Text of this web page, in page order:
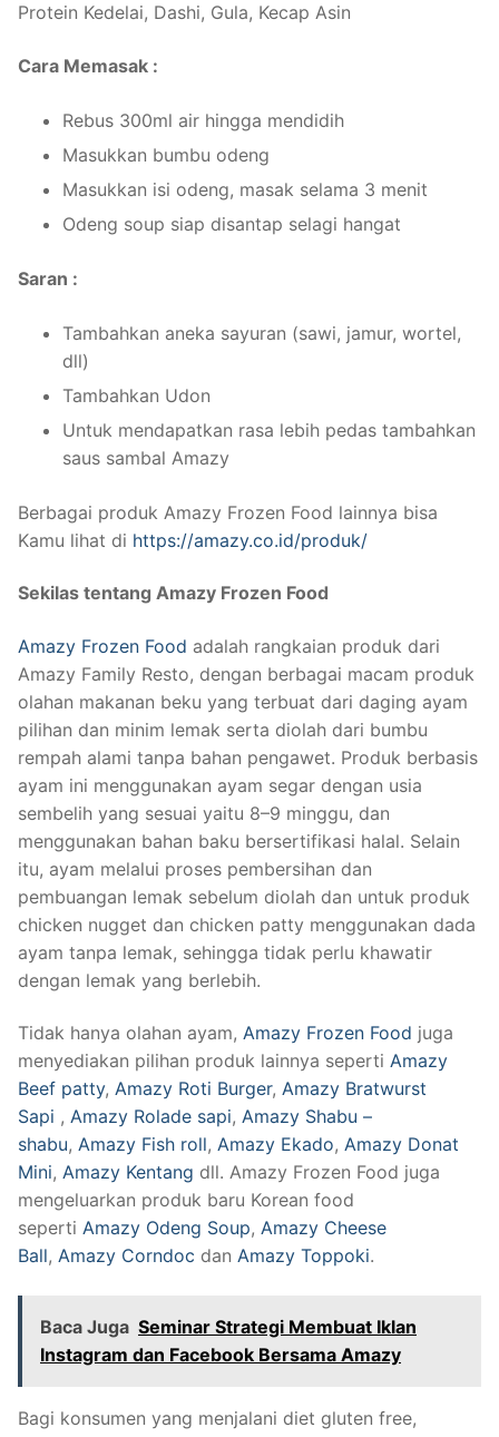
Protein Kedelai, Dashi, Gula, Kecap Asin
Cara Memasak :
Rebus 300ml air hingga mendidih
Masukkan bumbu odeng
Masukkan isi odeng, masak selama 3 menit
Odeng soup siap disantap selagi hangat
Saran :
Tambahkan aneka sayuran (sawi, jamur, wortel,
dll)
Tambahkan Udon
Untuk mendapatkan rasa lebih pedas tambahkan
saus sambal Amazy
Berbagai produk Amazy Frozen Food lainnya bisa
Kamu lihat di https://amazy.co.id/produk/
Sekilas tentang Amazy Frozen Food
Amazy Frozen Food adalah rangkaian produk dari
Amazy Family Resto, dengan berbagai macam produk
olahan makanan beku yang terbuat dari daging ayam
pilihan dan minim lemak serta diolah dari bumbu
rempah alami tanpa bahan pengawet. Produk berbasis
ayam ini menggunakan ayam segar dengan usia
sembelih yang sesuai yaitu 8–9 minggu, dan
menggunakan bahan baku bersertifikasi halal. Selain
itu, ayam melalui proses pembersihan dan
pembuangan lemak sebelum diolah dan untuk produk
chicken nugget dan chicken patty menggunakan dada
ayam tanpa lemak, sehingga tidak perlu khawatir
dengan lemak yang berlebih.
Tidak hanya olahan ayam, Amazy Frozen Food juga
menyediakan pilihan produk lainnya seperti Amazy
Beef patty, Amazy Roti Burger, Amazy Bratwurst
Sapi , Amazy Rolade sapi, Amazy Shabu –
shabu, Amazy Fish roll, Amazy Ekado, Amazy Donat
Mini, Amazy Kentang dll. Amazy Frozen Food juga
mengeluarkan produk baru Korean food
seperti Amazy Odeng Soup, Amazy Cheese
Ball, Amazy Corndoc dan Amazy Toppoki.
Baca Juga Seminar Strategi Membuat Iklan
Instagram dan Facebook Bersama Amazy
Bagi konsumen yang menjalani diet gluten free,